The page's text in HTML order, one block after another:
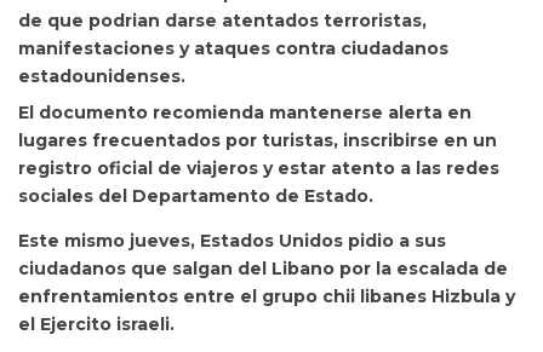
de que podrian darse atentados terroristas,
manifestaciones y ataques contra ciudadanos
estadounidenses.
El documento recomienda mantenerse alerta en
lugares frecuentados por turistas, inscribirse en un
registro oficial de viajeros y estar atento a las redes
sociales del Departamento de Estado.
Este mismo jueves, Estados Unidos pidio a sus
ciudadanos que salgan del Libano por la escalada de
enfrentamientos entre el grupo chii libanes Hizbula y
el Ejercito israeli.